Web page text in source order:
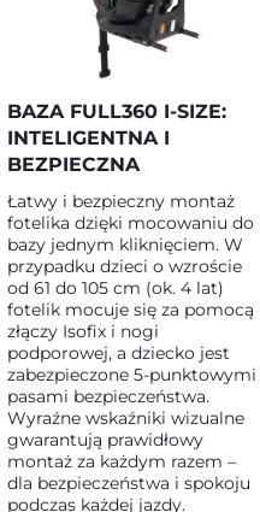
BAZA FULL360 I-SIZE:
INTELIGENTNA I
BEZPIECZNA
Łatwy i bezpieczny montaż
fotelika dzięki mocowaniu do
bazy jednym kliknięciem. W
przypadku dzieci o wzroście
od 61 do 105 cm (ok. 4 lat)
fotelik mocuje się za pomocą
złączy Isofix i nogi
podporowej, a dziecko jest
zabezpieczone 5-punktowymi
pasami bezpieczeństwa.
Wyraźne wskaźniki wizualne
gwarantują prawidłowy
montaż za każdym razem –
dla bezpieczeństwa i spokoju
podczas każdej jazdy.